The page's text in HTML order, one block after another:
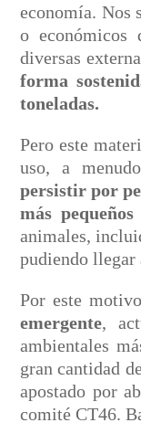
economía. Nos
o económicos
diversas
forma
toneladas.
Pero este
uso, a
persistir por
más
animales,
pudiendo llegar
Por este
emergente,
ambientales
gran cantidad
apostado por
comité CT46.